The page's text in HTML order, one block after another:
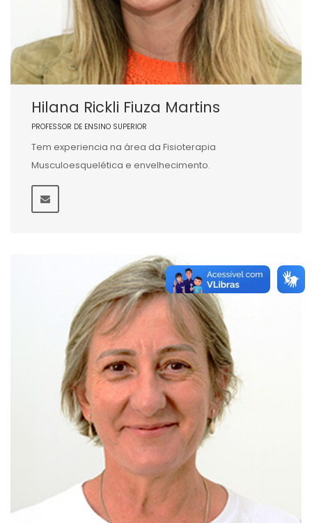
Hilana Rickli Fiuza Martins
PROFESSOR DE ENSINO SUPERIOR
Tem experiencia na área da Fisioterapia
Musculoesquelética e envelhecimento.